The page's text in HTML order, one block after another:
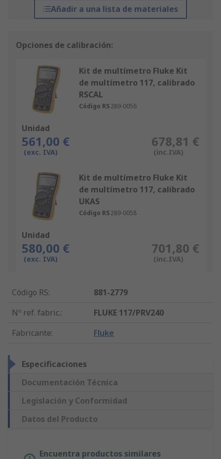
Añadir a una lista de materiales
Opciones de calibración:
Kit de multímetro Fluke Kit
de multímetro 117, calibrado
RSCAL
Código RS289-0056
Unidad
561,00 €
(exc. IVA)
678,81 €
(inc.IVA)
Kit de multímetro Fluke Kit
de multímetro 117, calibrado
UKAS
Código RS289-0058
Unidad
580,00 €
(exc. IVA)
701,80 €
(inc.IVA)
Código RS:
881-2779
Nº ref. fabric.:
FLUKE 117/PRV240
Fabricante: Fluke
Especificaciones
Documentación Técnica
Legislación y Conformidad
Datos del Producto
Encuentra productos similares